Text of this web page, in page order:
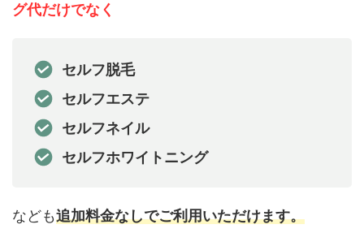
グ代だけでなく
セルフ脱毛
セルフエステ
セルフネイル
セルフホワイトニング
なども追加料金なしでご利用いただけます。